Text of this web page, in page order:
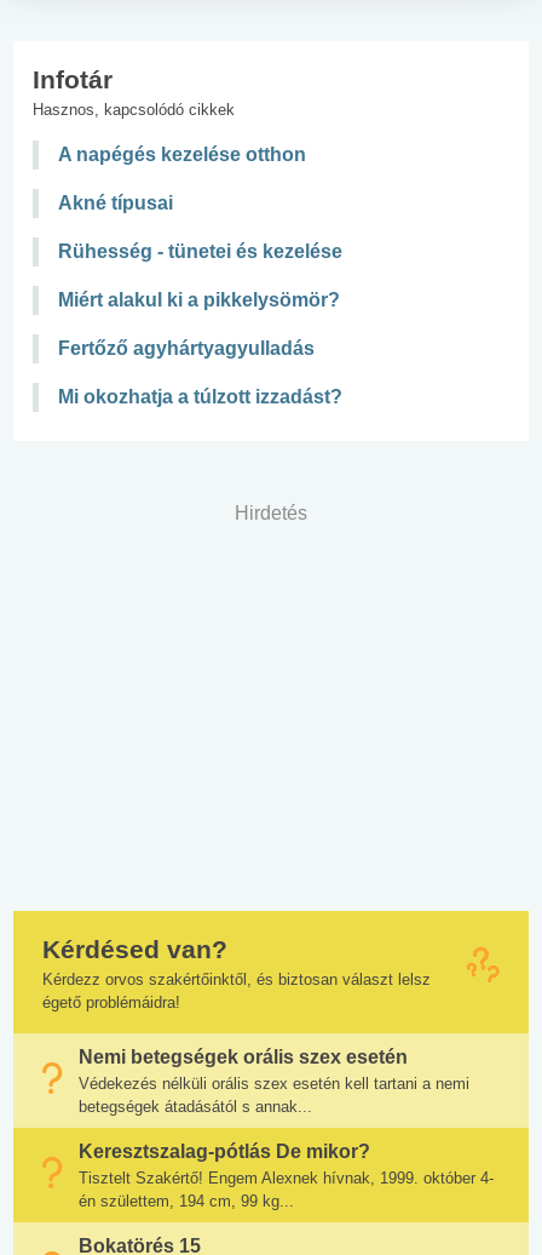
Infotár
Hasznos, kapcsolódó cikkek
A napégés kezelése otthon
Akné típusai
Rühesség - tünetei és kezelése
Miért alakul ki a pikkelysömör?
Fertőző agyhártyagyulladás
Mi okozhatja a túlzott izzadást?
Hirdetés
Kérdésed van?
Kérdezz orvos szakértőinktől, és biztosan választ lelsz
égető problémáidra!
Nemi betegségek orális szex esetén
Védekezés nélküli orális szex esetén kell tartani a nemi
betegségek átadásától s annak...
Keresztszalag-pótlás De mikor?
Tisztelt Szakértő! Engem Alexnek hívnak, 1999. október 4-
én születtem, 194 cm, 99 kg...
Bokatörés 15